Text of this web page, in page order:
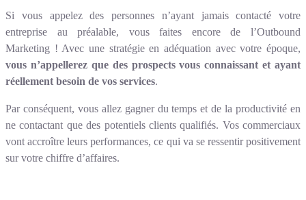
Si vous appelez des personnes n’ayant jamais contacté votre
entreprise au préalable, vous faites encore de l’Outbound
Marketing ! Avec une stratégie en adéquation avec votre époque,
vous n’appellerez que des prospects vous connaissant et ayant
réellement besoin de vos services.
Par conséquent, vous allez gagner du temps et de la productivité en
ne contactant que des potentiels clients qualifiés. Vos commerciaux
vont accroître leurs performances, ce qui va se ressentir positivement
sur votre chiffre d’affaires.